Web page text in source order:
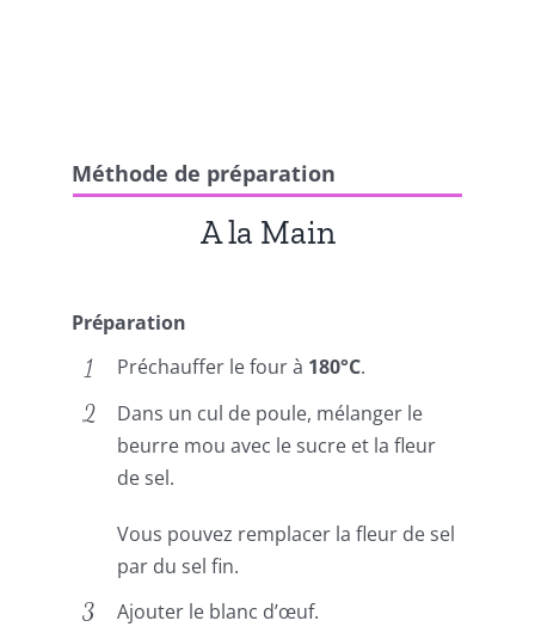
Méthode de préparation
A la Main
Préparation
Préchauffer le four à 180°C.
Dans un cul de poule, mélanger le
beurre mou avec le sucre et la fleur
de sel.
Vous pouvez remplacer la fleur de sel
par du sel fin.
Ajouter le blanc d’œuf.